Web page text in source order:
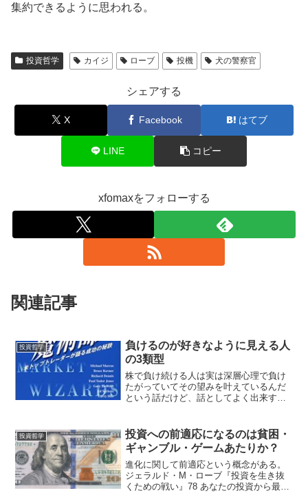
集約できるように思われる。
投資哲学 カイジ ローブ 投機 犬の警察官
シェアする
X Facebook はてブ
LINE コピー
xfomaxをフォローする
関連記事
投資哲学
負けるのが好きなように見える人
の3類型
株で負け続ける人は実は深層心理で負け
たがっていてその望みを叶えているんだ
という話だけど、話としてよく出来すぎ
July 14, 2020 これはかな...
投資哲学
投資への前適応になるのは貧困・
ギャンブル・ゲームあたりか？
進化に関して前適応という概念がある。
ジェラルド・M・ローブ『投資を生き抜
くための戦い』78 あなたの投資から最大